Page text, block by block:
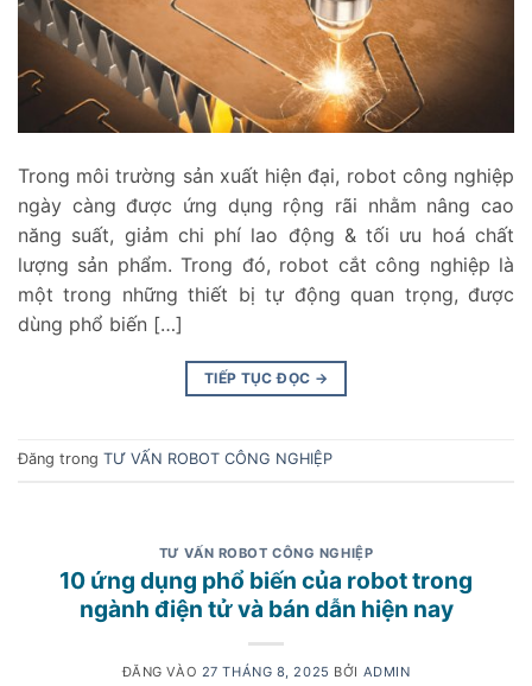
Trong môi trường sản xuất hiện đại, robot công nghiệp
ngày càng được ứng dụng rộng rãi nhằm nâng cao
năng suất, giảm chi phí lao động & tối ưu hoá chất
lượng sản phẩm. Trong đó, robot cắt công nghiệp là
một trong những thiết bị tự động quan trọng, được
dùng phổ biến […]
TIẾP TỤC ĐỌC →
Đăng trong TƯ VẤN ROBOT CÔNG NGHIỆP
TƯ VẤN ROBOT CÔNG NGHIỆP
10 ứng dụng phổ biến của robot trong
ngành điện tử và bán dẫn hiện nay
ĐĂNG VÀO 27 THÁNG 8, 2025 BỞI ADMIN